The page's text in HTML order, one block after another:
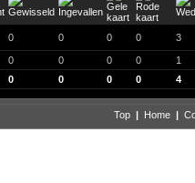
0 0 0 0 3
0 0 0 0
1
0 0 0 0 4
Top | Home |